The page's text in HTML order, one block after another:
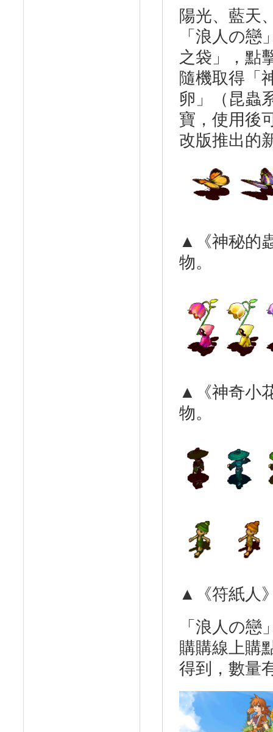
陽光、藍天
「浪人の
之袋」，點
隨機取得「
卵」（昆蟲
寶，使用後
改版推出的
▲《神秘的
物。
▲《神奇小
物。
▲《符紙人
「浪人の
購購線上購
得到，數量